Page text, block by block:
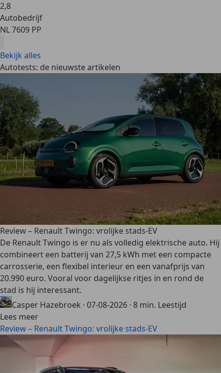
2,8
Autobedrijf
NL 7609 PP
Bekijk alles
Autotests: de nieuwste artikelen
Review – Renault Twingo: vrolijke stads-EV
De Renault Twingo is er nu als volledig elektrische auto. Hij
combineert een batterij van 27,5 kWh met een compacte
carrosserie, een flexibel interieur en een vanafprijs van
20.990 euro. Vooral voor dagelijkse ritjes in en rond de
stad is hij interessant.
Casper Hazebroek · 07-08-2026 · 8 min. Leestijd
Lees meer
Review – Renault Twingo: vrolijke stads-EV